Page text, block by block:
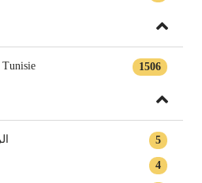
1506
Tunisie
5
4